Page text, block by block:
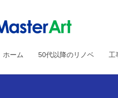
ホーム 50代以降のリノベ 工